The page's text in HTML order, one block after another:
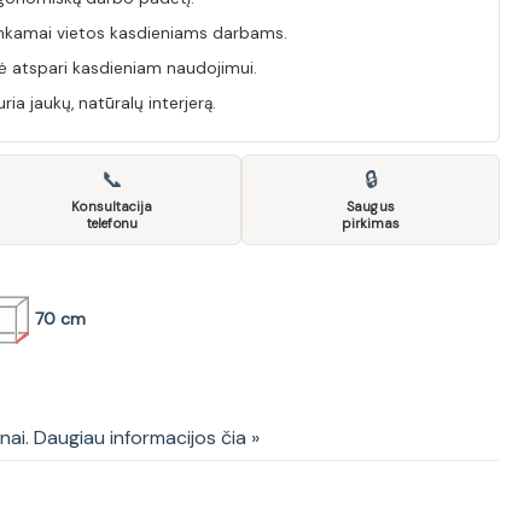
vietos kasdieniams darbams.
atspari kasdieniam naudojimui.
jaukų, natūralų interjerą.
📞
Konsultacija
telefonu
🔒
Saugus
pirkimas
70 cm
Office
Daugiau informacijos čia »